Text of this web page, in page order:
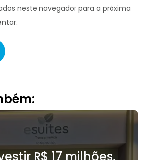
neste navegador para a próxima
R$ 17 milhões,